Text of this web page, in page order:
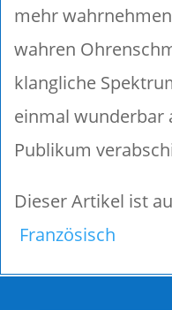
mehr
wahren
klangliche
einmal wunderbar
Publikum
Dieser Artikel ist
Französisch